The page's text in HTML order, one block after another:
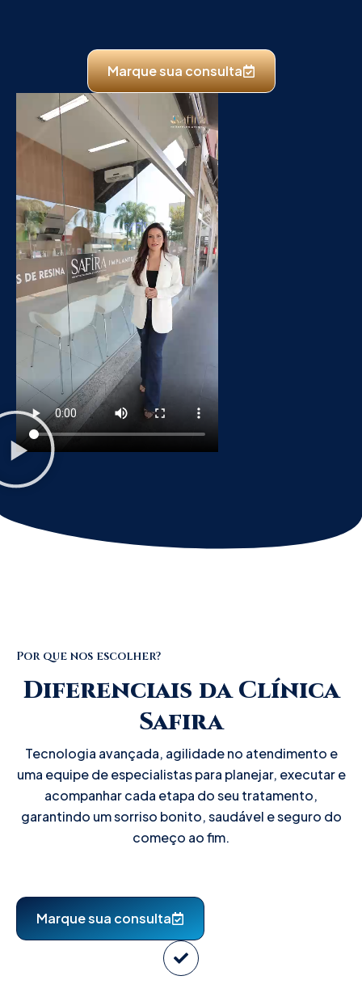
Marque sua consulta
Por que nos escolher?
Diferenciais da Clínica
Safira
Tecnologia avançada, agilidade no atendimento e
uma equipe de especialistas para planejar, executar e
acompanhar cada etapa do seu tratamento,
garantindo um sorriso bonito, saudável e seguro do
começo ao fim.
Marque sua consulta